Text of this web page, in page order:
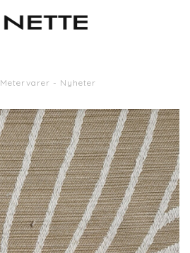
Metervarer - Nyheter